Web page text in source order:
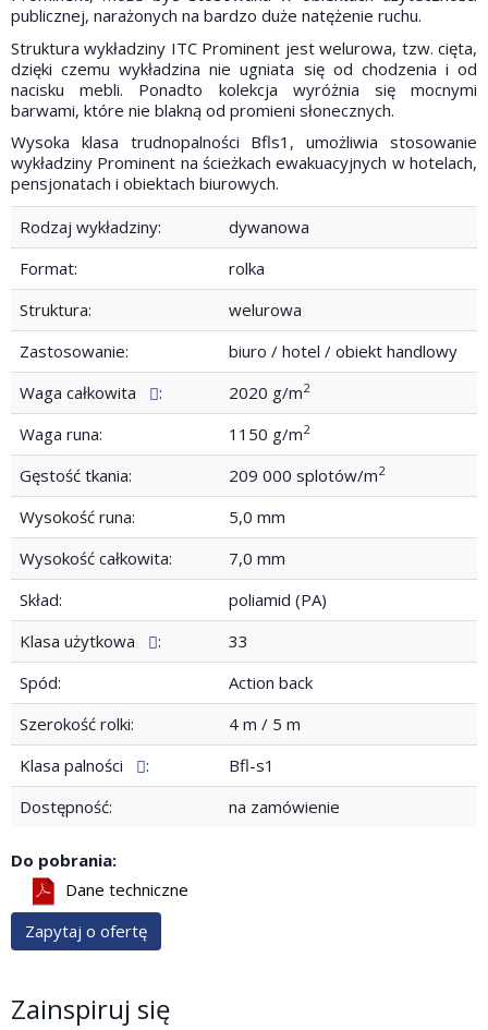
publicznej, narażonych na bardzo duże natężenie ruchu.
Struktura wykładziny ITC Prominent jest welurowa, tzw. cięta,
dzięki czemu wykładzina nie ugniata się od chodzenia i od
nacisku mebli. Ponadto kolekcja wyróżnia się mocnymi
barwami, które nie blakną od promieni słonecznych.
Wysoka klasa trudnopalności Bfls1, umożliwia stosowanie
wykładziny Prominent na ścieżkach ewakuacyjnych w hotelach,
pensjonatach i obiektach biurowych.
Rodzaj wykładziny:
dywanowa
Format:
rolka
Struktura:
welurowa
Zastosowanie:
biuro / hotel / obiekt handlowy
Waga całkowita
: 2020 g/m2
Waga runa: 1150 g/m2
Gęstość tkania: 209 000 splotów/m2
Wysokość runa:
5,0 mm
Wysokość całkowita:
7,0 mm
Skład:
poliamid (PA)
Klasa użytkowa
:
33
Spód:
Action back
Szerokość rolki:
4 m / 5 m
Klasa palności
:
Bfl-s1
Dostępność:
na zamówienie
Do pobrania:
Dane techniczne
Zapytaj o ofertę
Zainspiruj się